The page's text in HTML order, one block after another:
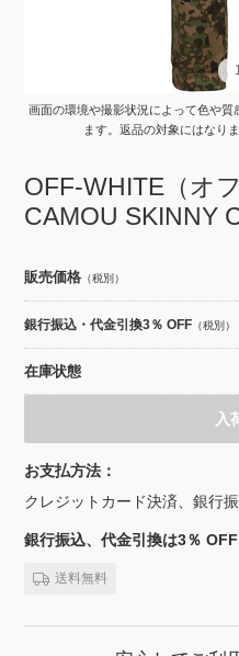
11
画面の環境や撮影状況によって色や
ます。返品の対象にはなり
OFF-WHITE（オ
CAMOU SKINNY
販売価格 （税別）
銀行振込・代金引換3％ OFF （税別）
在庫状態
入
お支払方法：
クレジットカード決済、銀行
銀行振込、代金引換は3％
送料無料